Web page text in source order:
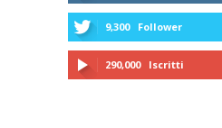
9,300 Follower
290,000 Iscritti